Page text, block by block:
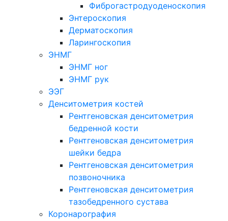
Фиброгастродуоденоскопия
Энтероскопия
Дерматоскопия
Ларингоскопия
ЭНМГ
ЭНМГ ног
ЭНМГ рук
ЭЭГ
Денситометрия костей
Рентгеновская денситометрия
бедренной кости
Рентгеновская денситометрия
шейки бедра
Рентгеновская денситометрия
позвоночника
Рентгеновская денситометрия
тазобедренного сустава
Коронарография